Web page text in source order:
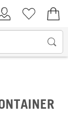
Kundenkonto
Merkliste
D